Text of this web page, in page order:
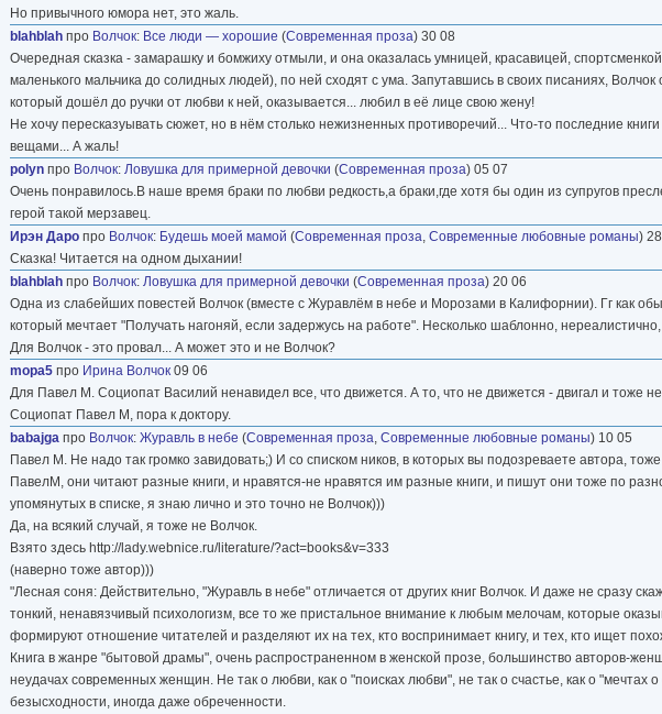
Но привычного юмора нет, это жаль.
blahblah про Волчок: Все люди — хорошие (Современная проза) 30 08
Очередная сказка - замарашку и бомжиху отмыли, и она оказалась умницей, красавицей,
маленького мальчика до солидных людей), по ней сходят с ума. Запутавшись в своих писаниях,
который дошёл до ручки от любви к ней, оказывается... любил в её лице свою жену!
Не хочу пересказуывать сюжет, но в нём столько нежизненных противоречий... Что-то последние
вещами... А жаль!
polyn про Волчок: Ловушка для примерной девочки (Современная проза) 05 07
Очень понравилось.В наше время браки по любви редкость,а браки,где хотя бы один из супругов
герой такой мерзавец.
Ирэн Даро про Волчок: Будешь моей мамой (Современная проза, Современные любовные романы)
Сказка! Читается на одном дыхании!
blahblah про Волчок: Ловушка для примерной девочки (Современная проза) 20 06
Одна из слабейших повестей Волчок (вместе с Журавлём в небе и Морозами в Калифорнии). Гг как
который мечтает "Получать нагоняй, если задержусь на работе". Несколько шаблонно,
Для Волчок - это провал... А может это и не Волчок?
mopa5 про Ирина Волчок 09 06
Для Павел М. Социопат Василий ненавидел все, что движется. А то, что не движется - двигал и тоже
Социопат Павел М, пора к доктору.
babajga про Волчок: Журавль в небе (Современная проза, Современные любовные романы) 10 05
Павел М. Не надо так громко завидовать;) И со списком ников, в которых вы подозреваете автора,
ПавелМ, они читают разные книги, и нравятся-не нравятся им разные книги, и пишут они тоже по
упомянутых в списке, я знаю лично и это точно не Волчок)))
Да, на всякий случай, я тоже не Волчок.
Взято здесь http://lady.webnice.ru/literature/?act=books&v=333
(наверно тоже автор)))
"Лесная соня: Действительно, "Журавль в небе" отличается от других книг Волчок. И даже не сразу
тонкий, ненавязчивый психологизм, все то же пристальное внимание к любым мелочам, которые
формируют отношение читателей и разделяют их на тех, кто воспринимает книгу, и тех, кто ищет
Книга в жанре "бытовой драмы", очень распространенном в женской прозе, большинство авторов-
неудачах современных женщин. Не так о любви, как о "поисках любви", не так о счастье, как о "мечтах
безысходности, иногда даже обреченности.